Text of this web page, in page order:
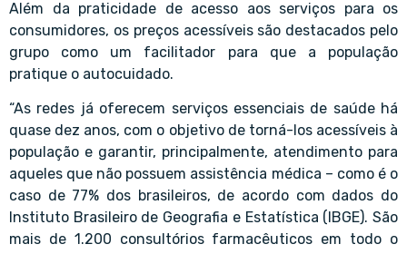
Além da praticidade de acesso aos serviços para os
consumidores, os preços acessíveis são destacados pelo
grupo como um facilitador para que a população
pratique o autocuidado.
“As redes já oferecem serviços essenciais de saúde há
quase dez anos, com o objetivo de torná-los acessíveis à
população e garantir, principalmente, atendimento para
aqueles que não possuem assistência médica – como é o
caso de 77% dos brasileiros, de acordo com dados do
Instituto Brasileiro de Geografia e Estatística (IBGE). São
mais de 1.200 consultórios farmacêuticos em todo o